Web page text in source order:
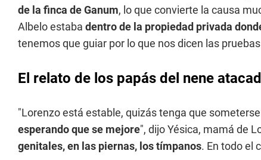
de la finca de Ganum, lo que convierte la causa
Albelo estaba dentro de la propiedad privada
tenemos que guiar por lo que nos dicen las
El relato de los papás del nene
"Lorenzo está estable, quizás tenga que
esperando que se mejore", dijo Yésica, mamá de
genitales, en las piernas, los tímpanos. En todo el